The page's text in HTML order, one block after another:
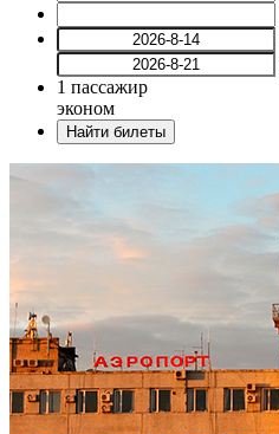
1 пассажир
эконом
Найти билеты